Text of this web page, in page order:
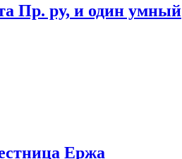
Пр. ру, и один умный
Ержа